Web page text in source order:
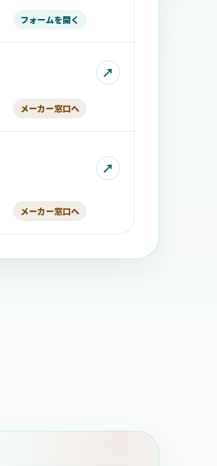
フォームを開く
↗
メーカー窓口へ
↗
メーカー窓口へ